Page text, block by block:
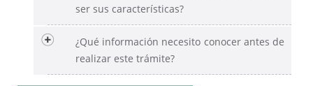
ser sus características?
¿Qué información necesito conocer antes de
realizar este trámite?